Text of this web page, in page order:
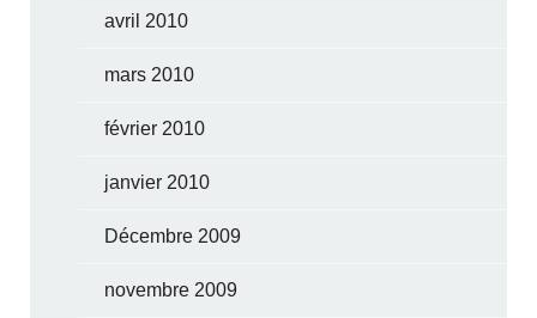
avril 2010
mars 2010
février 2010
janvier 2010
Décembre 2009
novembre 2009